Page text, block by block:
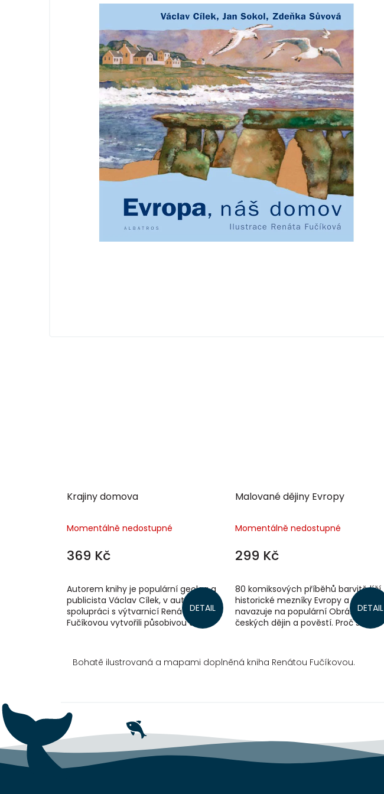
Krajiny domova
Momentálně nedostupné
369 Kč
DETAIL
Autorem knihy je populární geolog a
publicista Václav Cílek, v autorské
spolupráci s výtvarnicí Renátou
Fučíkovou vytvořili působivou a
Malované dějiny Evropy
Momentálně nedostupné
299 Kč
DETAIL
80 komiksových příběhů barvitě líčí
historické mezníky Evropy a volně
navazuje na populární Obrázky z
českých dějin a pověstí. Proč se
Bohatě ilustrovaná a mapami doplněná kniha Renátou Fučíkovou.